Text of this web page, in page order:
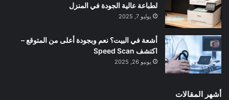
لطباعة عالية الجودة في المنزل
يوليو 7, 2025
أشعة في البيت؟ نعم وبجودة أعلى من المتوقع –
اكتشف Speed Scan
يونيو 26, 2025
أشهر المقالات